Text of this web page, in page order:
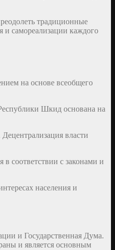
традиционные
и самореализации каждого
на основе всеобщего
Шкид основана на
власти
соответствии с законами и
населения и
и Государственная Дума.
и является основным